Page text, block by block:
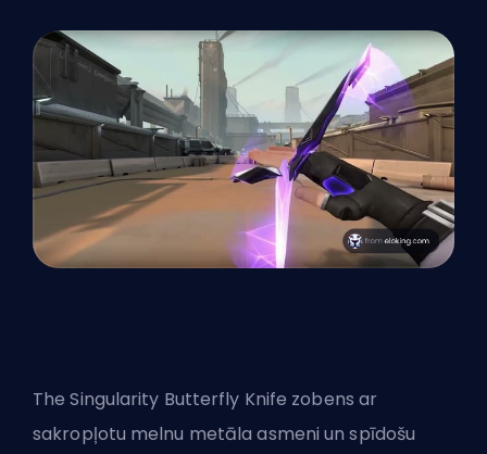
The Singularity Butterfly Knife zobens ar
sakropļotu melnu metāla asmeni un spīdošu